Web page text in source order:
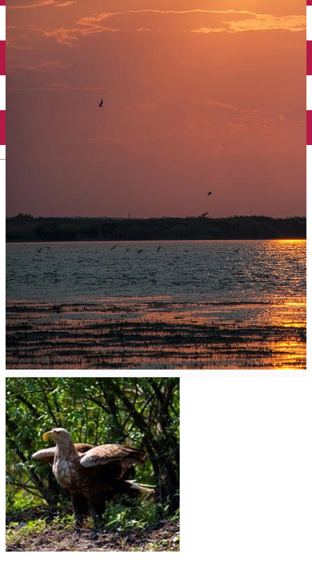
Închirieri auto
Închirieri biciclete
Taxi
Încărcare vehicule electrice